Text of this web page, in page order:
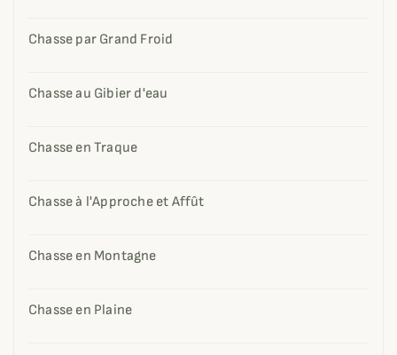
Chasse par Grand Froid
Chasse au Gibier d'eau
Chasse en Traque
Chasse à l'Approche et Affût
Chasse en Montagne
Chasse en Plaine